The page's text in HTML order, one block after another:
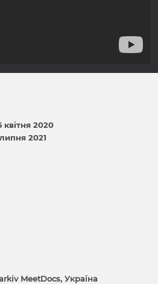
квітня 2020
2021
MeetDocs, Україна